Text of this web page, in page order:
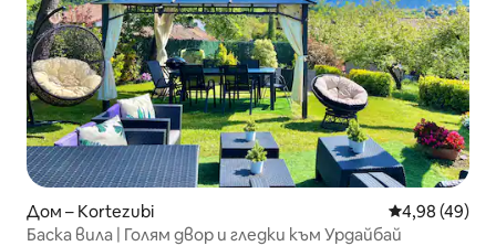
Дом – Kortezubi Средна
4,98 (49)
Баска вила | Голям двор и гледки към Урдайбай